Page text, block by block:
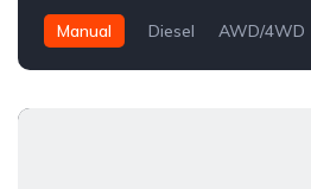
Manual Diesel AWD/4WD